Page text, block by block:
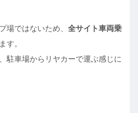
場ではないため、 全サイト車両乗
す。
駐車場からリヤカーで運ぶ感じに